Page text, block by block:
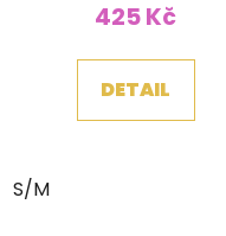
425 Kč
DETAIL
S/M